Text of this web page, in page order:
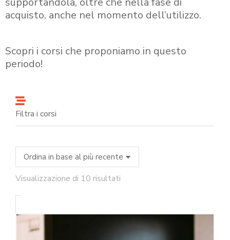
acquisto, anche nel momento dell’utilizzo.
Scopri i corsi che proponiamo in questo
periodo!
Filtra i corsi
Visualizzazione di 10 risultati